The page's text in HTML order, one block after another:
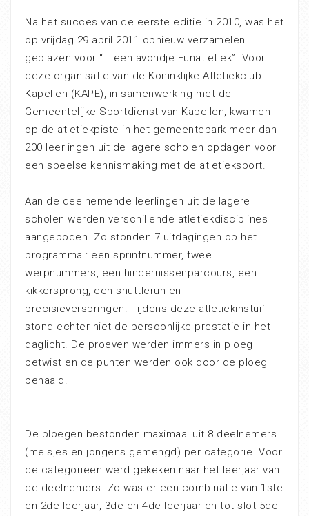
Na het succes van de eerste editie in 2010, was het
op vrijdag 29 april 2011 opnieuw verzamelen
geblazen voor “… een avondje Funatletiek”. Voor
deze organisatie van de Koninklijke Atletiekclub
Kapellen (KAPE), in samenwerking met de
Gemeentelijke Sportdienst van Kapellen, kwamen
op de atletiekpiste in het gemeentepark meer dan
200 leerlingen uit de lagere scholen opdagen voor
een speelse kennismaking met de atletieksport.
Aan de deelnemende leerlingen uit de lagere
scholen werden verschillende atletiekdisciplines
aangeboden. Zo stonden 7 uitdagingen op het
programma : een sprintnummer, twee
werpnummers, een hindernissenparcours, een
kikkersprong, een shuttlerun en
precisieverspringen. Tijdens deze atletiekinstuif
stond echter niet de persoonlijke prestatie in het
daglicht. De proeven werden immers in ploeg
betwist en de punten werden ook door de ploeg
behaald.
De ploegen bestonden maximaal uit 8 deelnemers
(meisjes en jongens gemengd) per categorie. Voor
de categorieën werd gekeken naar het leerjaar van
de deelnemers. Zo was er een combinatie van 1ste
en 2de leerjaar, 3de en 4de leerjaar en tot slot 5de